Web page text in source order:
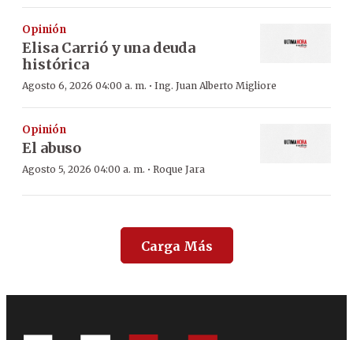
Opinión
Elisa Carrió y una deuda
histórica
Agosto 6, 2026 04:00 a. m. · Ing. Juan Alberto Migliore
Opinión
El abuso
Agosto 5, 2026 04:00 a. m. · Roque Jara
Carga Más